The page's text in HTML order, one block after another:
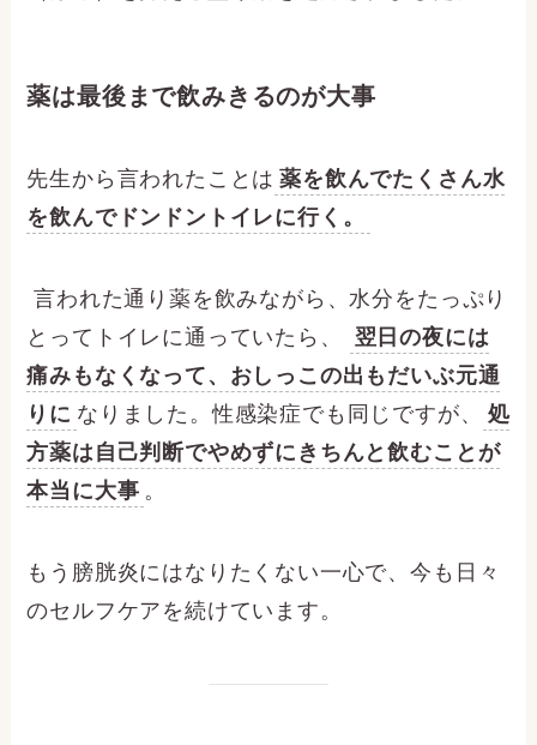
薬は最後まで飲みきるのが大事
先生から言われたことは 薬を飲んでたくさん水
を飲んでドンドントイレに行く。
言われた通り薬を飲みながら、水分をたっぷり
とってトイレに通っていたら、
翌日の夜には
痛みもなくなって、おしっこの出もだいぶ元通
りに なりました。性感染症でも同じですが、
処
方薬は自己判断でやめずにきちんと飲むことが
本当に大事 。
もう膀胱炎にはなりたくない一心で、今も日々
のセルフケアを続けています。